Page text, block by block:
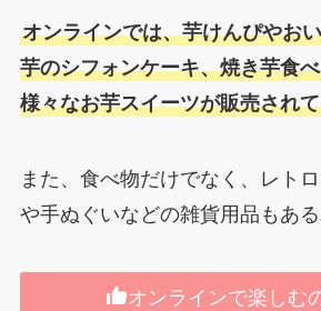
オンラインでは、芋けんぴやお
芋のシフォンケーキ、焼き芋食
様々なお芋スイーツが販売され
また、食べ物だけでなく、レト
や手ぬぐいなどの雑貨用品もある
オンラインで楽しむ